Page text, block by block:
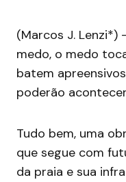
(Marcos J. Lenzi*)
medo, o medo
batem
poderão
Tudo bem, uma
que segue com
da praia e sua